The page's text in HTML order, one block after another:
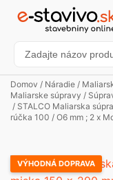
Domov / Náradie /
Maliarske súpravy /
/ STALCO Maliarska
rúčka 100 / O6 mm ; 2 x
VÝHODNÁ DOPRAVA